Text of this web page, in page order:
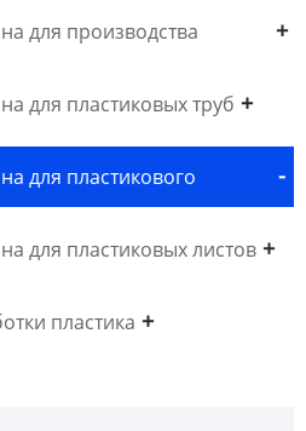
для производства
для пластиковых труб
для пластикового
для пластиковых листов
пластика